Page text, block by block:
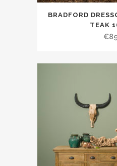
BRADFORD
TEAK
€